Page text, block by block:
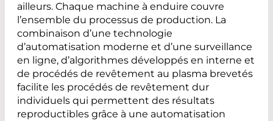
ailleurs. Chaque machine à enduire couvre
l’ensemble du processus de production. La
combinaison d’une technologie
d’automatisation moderne et d’une surveillance
en ligne, d’algorithmes développés en interne et
de procédés de revêtement au plasma brevetés
facilite les procédés de revêtement dur
individuels qui permettent des résultats
reproductibles grâce à une automatisation